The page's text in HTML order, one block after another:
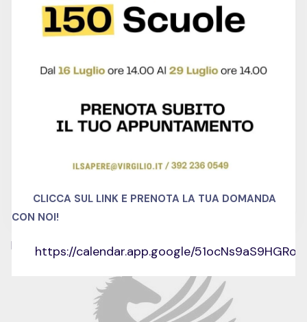
Lessons
Language Italiano
Skill level
Related Courses
CLICCA SUL LINK E PRENOTA LA TUA DOMANDA
CON NOI!
https://calendar.app.google/